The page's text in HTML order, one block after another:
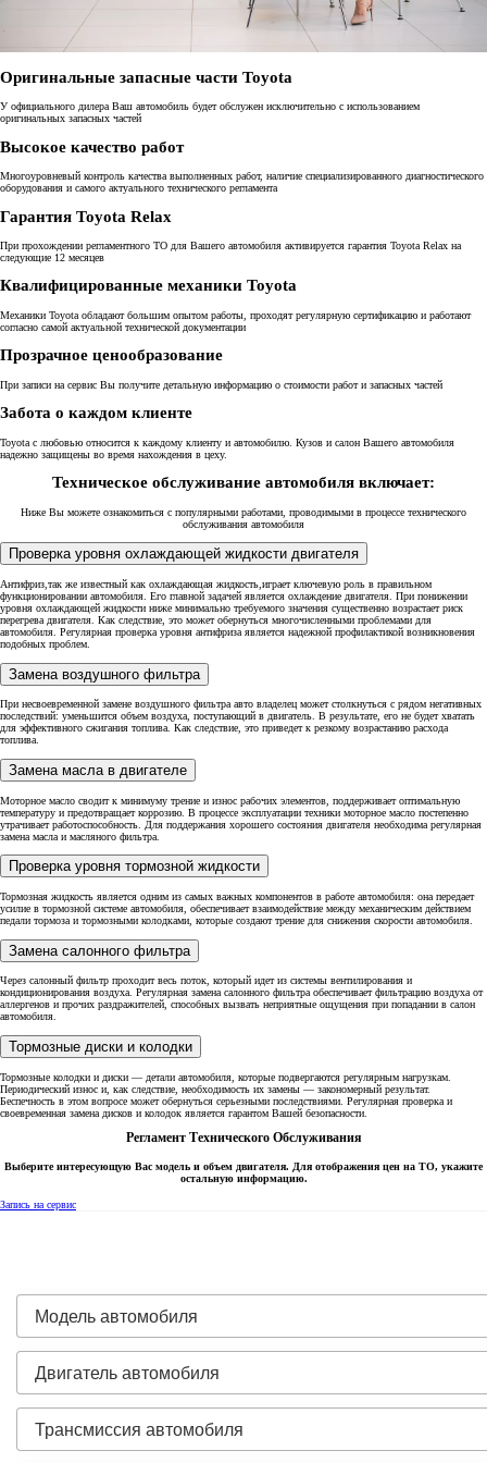
Оригинальные запасные части Toyota
У официального дилера Ваш автомобиль будет обслужен исключительно с использованием
оригинальных запасных частей
Высокое качество работ
Многоуровневый контроль качества выполненных работ, наличие специализированного диагностического
оборудования и самого актуального технического регламента
Гарантия Toyota Relax
При прохождении регламентного ТО для Вашего автомобиля активируется гарантия Toyota Relax на
следующие 12 месяцев
Квалифицированные механики Toyota
Механики Toyota обладают большим опытом работы, проходят регулярную сертификацию и работают
согласно самой актуальной технической документации
Прозрачное ценообразование
При записи на сервис Вы получите детальную информацию о стоимости работ и запасных частей
Забота о каждом клиенте
Toyota с любовью относится к каждому клиенту и автомобилю. Кузов и салон Вашего автомобиля
надежно защищены во время нахождения в цеху.
Техническое обслуживание автомобиля включает:
Ниже Вы можете ознакомиться с популярными работами, проводимыми в процессе технического
обслуживания автомобиля
Проверка уровня охлаждающей жидкости двигателя
Антифриз,так же известный как охлаждающая жидкость,играет ключевую роль в правильном
функционировании автомобиля. Его главной задачей является охлаждение двигателя. При понижении
уровня охлаждающей жидкости ниже минимально требуемого значения существенно возрастает риск
перегрева двигателя. Как следствие, это может обернуться многочисленными проблемами для
автомобиля. Регулярная проверка уровня антифриза является надежной профилактикой возникновения
подобных проблем.
Замена воздушного фильтра
При несвоевременной замене воздушного фильтра авто владелец может столкнуться с рядом негативных
последствий: уменьшится объем воздуха, поступающий в двигатель. В результате, его не будет хватать
для эффективного сжигания топлива. Как следствие, это приведет к резкому возрастанию расхода
топлива.
Замена масла в двигателе
Моторное масло сводит к минимуму трение и износ рабочих элементов, поддерживает оптимальную
температуру и предотвращает коррозию. В процессе эксплуатации техники моторное масло постепенно
утрачивает работоспособность. Для поддержания хорошего состояния двигателя необходима регулярная
замена масла и масляного фильтра.
Проверка уровня тормозной жидкости
Тормозная жидкость является одним из самых важных компонентов в работе автомобиля: она передает
усилие в тормозной системе автомобиля, обеспечивает взаимодействие между механическим действием
педали тормоза и тормозными колодками, которые создают трение для снижения скорости автомобиля.
Замена салонного фильтра
Через салонный фильтр проходит весь поток, который идет из системы вентилирования и
кондиционирования воздуха. Регулярная замена салонного фильтра обеспечивает фильтрацию воздуха от
аллергенов и прочих раздражителей, способных вызвать неприятные ощущения при попадании в салон
автомобиля.
Тормозные диски и колодки
Тормозные колодки и диски — детали автомобиля, которые подвергаются регулярным нагрузкам.
Периодический износ и, как следствие, необходимость их замены — закономерный результат.
Беспечность в этом вопросе может обернуться серьезными последствиями. Регулярная проверка и
своевременная замена дисков и колодок является гарантом Вашей безопасности.
Регламент Технического Обслуживания
Выберите интересующую Вас модель и объем двигателя. Для отображения цен на ТО, укажите
остальную информацию.
Запись на сервис